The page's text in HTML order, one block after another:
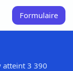
Formulaire
atteint 3 390